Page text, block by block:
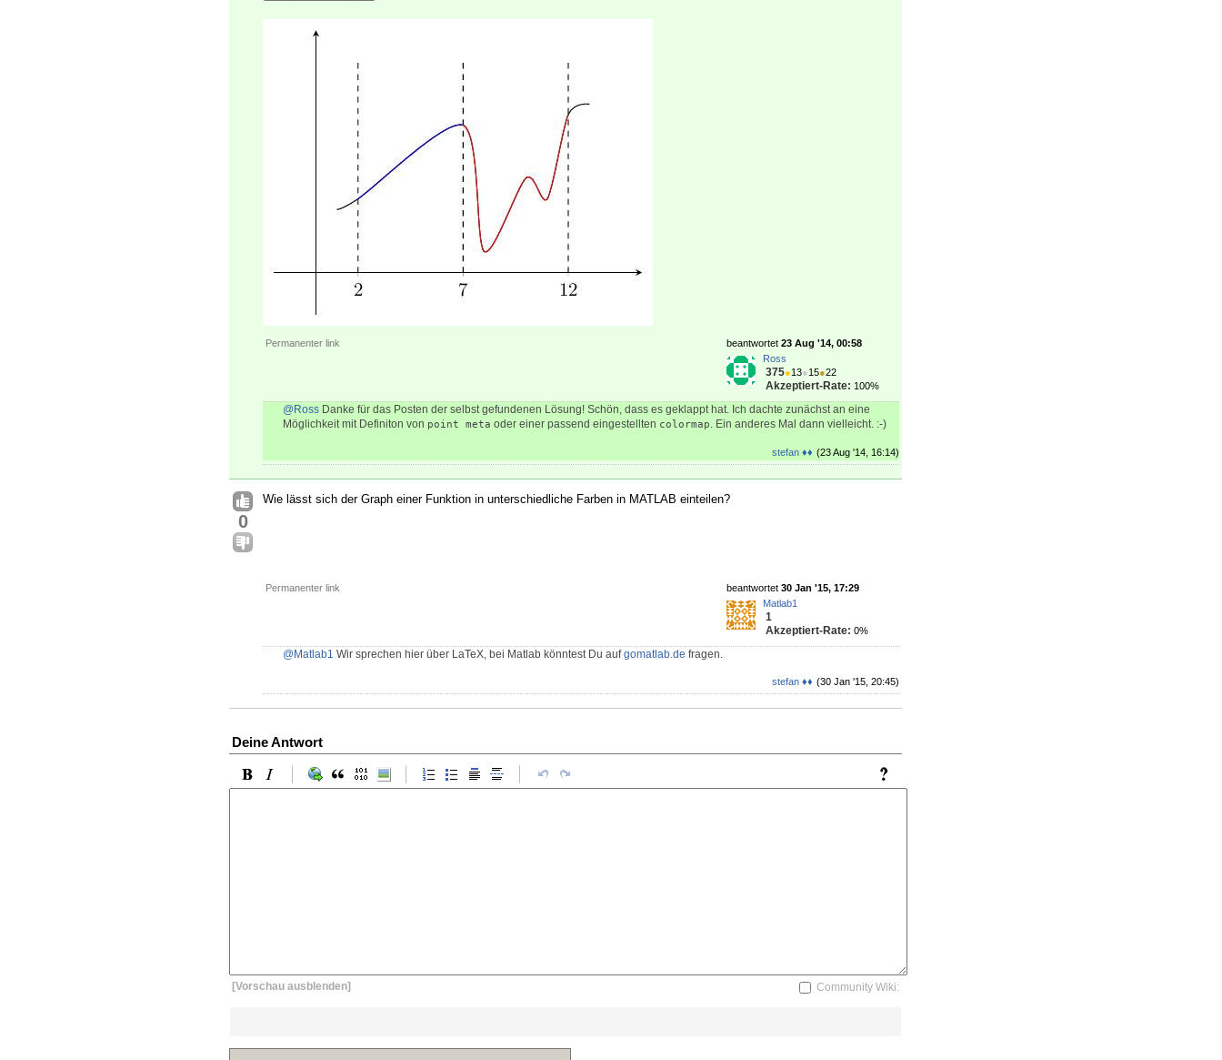
Permanenter link beantwortet 23 Aug '14, 00:58
Ross
375●13●15●22
Akzeptiert-Rate: 100%
@Ross Danke für das Posten der selbst gefundenen Lösung! Schön, dass es geklappt hat. Ich dachte zunächst an eine
Möglichkeit mit Definiton von point meta oder einer passend eingestellten colormap. Ein anderes Mal dann vielleicht. :-)
(23 Aug '14, 16:14)
stefan ♦♦
0
Wie lässt sich der Graph einer Funktion in unterschiedliche Farben in MATLAB einteilen?
Permanenter link beantwortet 30 Jan '15, 17:29
Matlab1
1
Akzeptiert-Rate: 0%
@Matlab1 Wir sprechen hier über LaTeX, bei Matlab könntest Du aufgomatlab.de fragen.
(30 Jan '15, 20:45)
stefan ♦♦
Deine Antwort
[Vorschau ausblenden] Community Wiki: